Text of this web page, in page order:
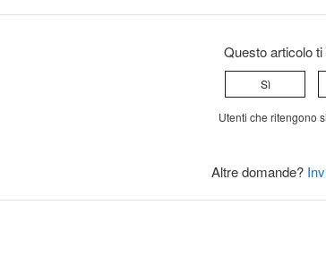
Questo articolo
Sì
Utenti che ritengono
Altre domande?